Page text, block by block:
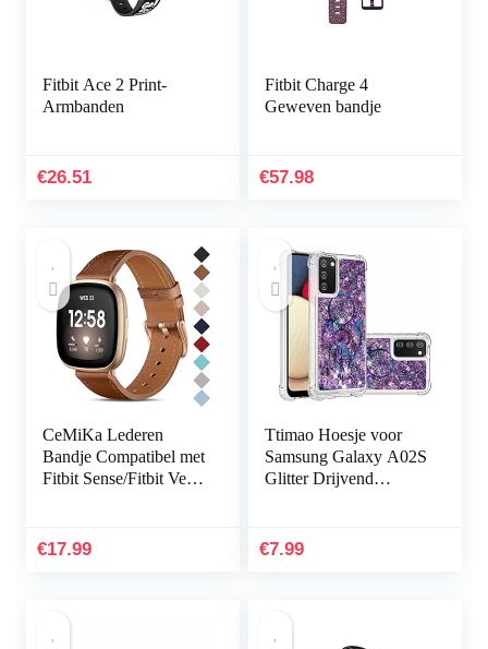
Fitbit Ace 2 Print-
Armbanden
€26.51
Fitbit Charge 4
Geweven bandje
€57.98
CeMiKa Lederen
Bandje Compatibel met
Fitbit Sense/Fitbit Versa
Compatibel met Fitbit
€17.99
Ttimao Hoesje voor
Samsung Galaxy A02S
Glitter Drijvend
Transparant Zacht
€7.99